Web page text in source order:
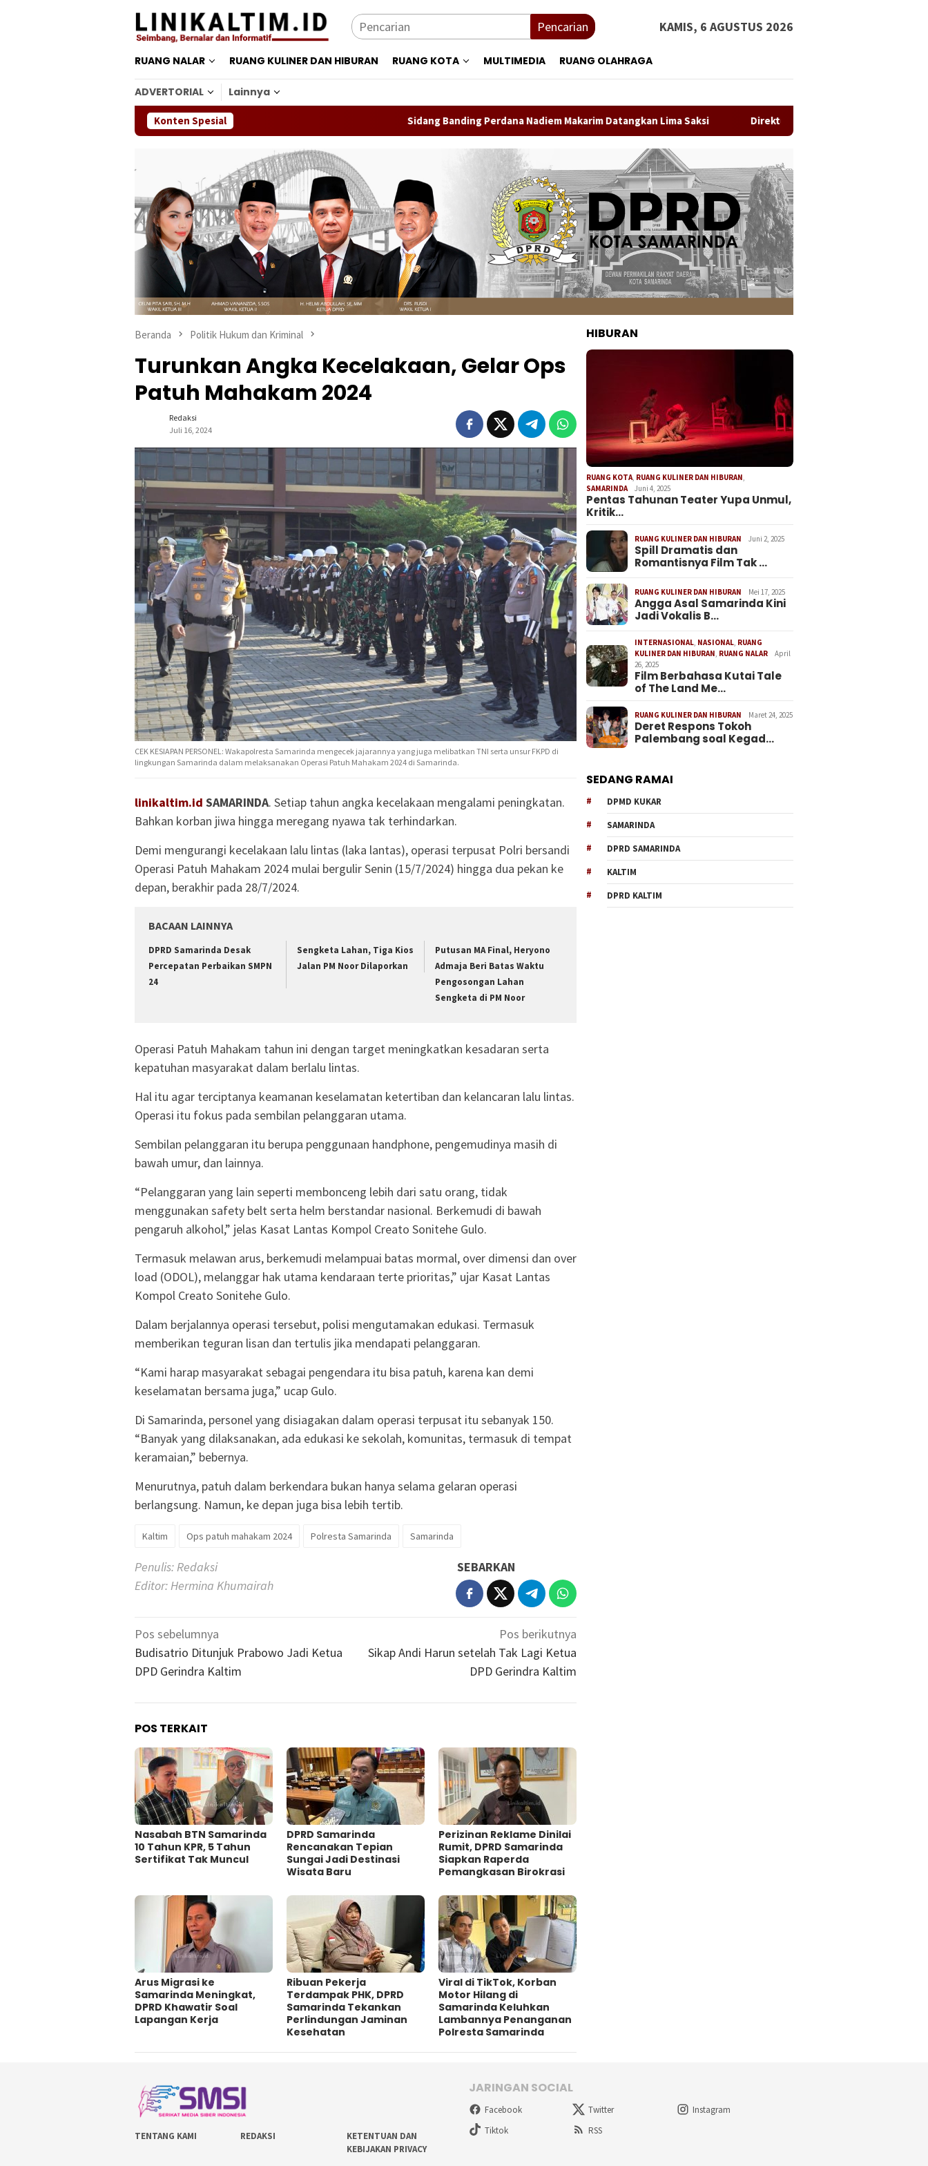
Pencarian KAMIS, 6 AGUSTUS 2026
RUANG NALAR RUANG KULINER DAN HIBURAN RUANG KOTA MULTIMEDIA RUANG OLAHRAGA
ADVERTORIAL Lainnya
Konten Spesial Sidang Banding Perdana Nadiem Makarim Datangkan Lima Saksi Direktur RS IA Moeis Tegaskan Laporan ke
Beranda Politik Hukum dan Kriminal
Turunkan Angka Kecelakaan, Gelar Ops
Patuh Mahakam 2024
Redaksi
Juli 16, 2024
CEK KESIAPAN PERSONEL: Wakapolresta Samarinda mengecek jajarannya yang juga melibatkan TNI serta unsur FKPD di
lingkungan Samarinda dalam melaksanakan Operasi Patuh Mahakam 2024 di Samarinda.
linikaltim.id SAMARINDA. Setiap tahun angka kecelakaan mengalami peningkatan.
Bahkan korban jiwa hingga meregang nyawa tak terhindarkan.
Demi mengurangi kecelakaan lalu lintas (laka lantas), operasi terpusat Polri bersandi
Operasi Patuh Mahakam 2024 mulai bergulir Senin (15/7/2024) hingga dua pekan ke
depan, berakhir pada 28/7/2024.
BACAAN LAINNYA
DPRD Samarinda Desak
Percepatan Perbaikan SMPN
24
Sengketa Lahan, Tiga Kios
Jalan PM Noor Dilaporkan
Putusan MA Final, Heryono
Admaja Beri Batas Waktu
Pengosongan Lahan
Sengketa di PM Noor
Operasi Patuh Mahakam tahun ini dengan target meningkatkan kesadaran serta
kepatuhan masyarakat dalam berlalu lintas.
Hal itu agar terciptanya keamanan keselamatan ketertiban dan kelancaran lalu lintas.
Operasi itu fokus pada sembilan pelanggaran utama.
Sembilan pelanggaran itu berupa penggunaan handphone, pengemudinya masih di
bawah umur, dan lainnya.
“Pelanggaran yang lain seperti membonceng lebih dari satu orang, tidak
menggunakan safety belt serta helm berstandar nasional. Berkemudi di bawah
pengaruh alkohol,” jelas Kasat Lantas Kompol Creato Sonitehe Gulo.
Termasuk melawan arus, berkemudi melampuai batas mormal, over dimensi dan over
load (ODOL), melanggar hak utama kendaraan terte prioritas,” ujar Kasat Lantas
Kompol Creato Sonitehe Gulo.
Dalam berjalannya operasi tersebut, polisi mengutamakan edukasi. Termasuk
memberikan teguran lisan dan tertulis jika mendapati pelanggaran.
“Kami harap masyarakat sebagai pengendara itu bisa patuh, karena kan demi
keselamatan bersama juga,” ucap Gulo.
Di Samarinda, personel yang disiagakan dalam operasi terpusat itu sebanyak 150.
“Banyak yang dilaksanakan, ada edukasi ke sekolah, komunitas, termasuk di tempat
keramaian,” bebernya.
Menurutnya, patuh dalam berkendara bukan hanya selama gelaran operasi
berlangsung. Namun, ke depan juga bisa lebih tertib.
Kaltim Ops patuh mahakam 2024 Polresta Samarinda Samarinda
Penulis: Redaksi
Editor: Hermina Khumairah
SEBARKAN
Navigasi
pos
Pos sebelumnya
Budisatrio Ditunjuk Prabowo Jadi Ketua
DPD Gerindra Kaltim
Pos berikutnya
Sikap Andi Harun setelah Tak Lagi Ketua
DPD Gerindra Kaltim
POS TERKAIT
Nasabah BTN Samarinda
10 Tahun KPR, 5 Tahun
Sertifikat Tak Muncul
DPRD Samarinda
Rencanakan Tepian
Sungai Jadi Destinasi
Wisata Baru
Perizinan Reklame Dinilai
Rumit, DPRD Samarinda
Siapkan Raperda
Pemangkasan Birokrasi
Arus Migrasi ke
Samarinda Meningkat,
DPRD Khawatir Soal
Lapangan Kerja
Ribuan Pekerja
Terdampak PHK, DPRD
Samarinda Tekankan
Perlindungan Jaminan
Kesehatan
Viral di TikTok, Korban
Motor Hilang di
Samarinda Keluhkan
Lambannya Penanganan
Polresta Samarinda
HIBURAN
RUANG KOTA RUANG KULINER DAN HIBURAN
SAMARINDA
Juni 4, 2025
Pentas Tahunan Teater Yupa Unmul,
Kritik…
RUANG KULINER DAN HIBURAN Juni 2, 2025
Spill Dramatis dan
Romantisnya Film Tak …
RUANG KULINER DAN HIBURAN Mei 17, 2025
Angga Asal Samarinda Kini
Jadi Vokalis B…
INTERNASIONAL NASIONAL RUANG
KULINER DAN HIBURAN RUANG NALAR
April
26, 2025
Film Berbahasa Kutai Tale
of The Land Me…
RUANG KULINER DAN HIBURAN Maret 24, 2025
Deret Respons Tokoh
Palembang soal Kegad…
SEDANG RAMAI
DPMD KUKAR
SAMARINDA
DPRD SAMARINDA
KALTIM
DPRD KALTIM
TENTANG KAMI REDAKSI
KETENTUAN DAN
KEBIJAKAN PRIVACY
JARINGAN SOCIAL
Facebook Twitter
Instagram
Tiktok
RSS